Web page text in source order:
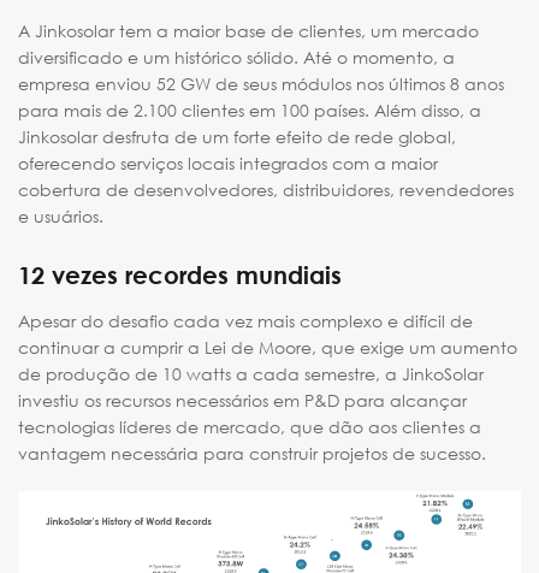
A Jinkosolar tem a maior base de clientes, um mercado
diversificado e um histórico sólido. Até o momento, a
empresa enviou 52 GW de seus módulos nos últimos 8 anos
para mais de 2.100 clientes em 100 países. Além disso, a
Jinkosolar desfruta de um forte efeito de rede global,
oferecendo serviços locais integrados com a maior
cobertura de desenvolvedores, distribuidores, revendedores
e usuários.
12 vezes recordes mundiais
Apesar do desafio cada vez mais complexo e difícil de
continuar a cumprir a Lei de Moore, que exige um aumento
de produção de 10 watts a cada semestre, a JinkoSolar
investiu os recursos necessários em P&D para alcançar
tecnologias líderes de mercado, que dão aos clientes a
vantagem necessária para construir projetos de sucesso.